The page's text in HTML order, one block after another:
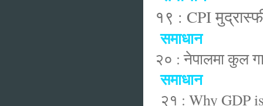
१९ : CPI
समाधान
२० : नेपालमा कुल
समाधान
२१ : Why GDP